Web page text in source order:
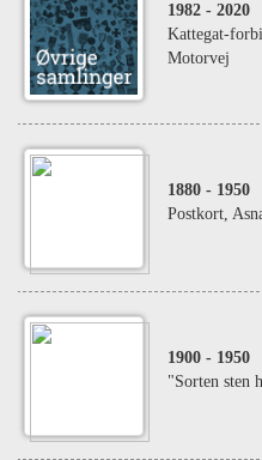
1982 - 2020
Kattegat-
Motorvej
1880 - 1950
Postkort,
1900 - 1950
"Sorten sten